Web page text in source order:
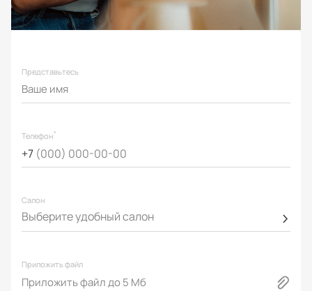
Представьтесь
Телефон*
+7 (000) 000-00-00
Салон
Выберите удобный салон
Приложить файл
Приложить файл до 5 Мб